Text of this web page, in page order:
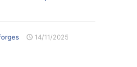
14/11/2025